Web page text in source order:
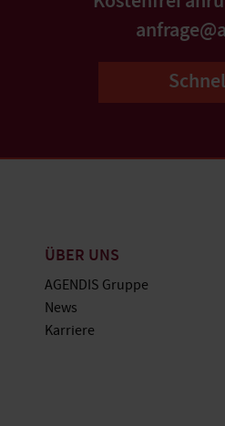
ÜBER UNS
AGENDIS Gruppe
News
Karriere